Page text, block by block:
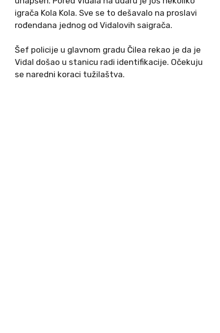
igrača Kola Kola. Sve se to dešavalo na proslavi
rođendana jednog od Vidalovih saigrača.
Šef policije u glavnom gradu Čilea rekao je da je
Vidal došao u stanicu radi identifikacije. Očekuju
se naredni koraci tužilaštva.